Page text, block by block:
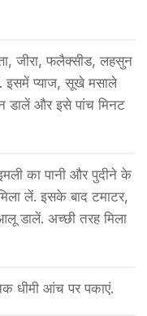
जीरा, फलैक्सीड, लहसुन
प्याज, सूखे मसाले
और इसे पांच मिनट
का पानी और पुदीने के
लें. इसके बाद टमाटर,
डालें. अच्छी तरह मिला
धीमी आंच पर पकाएं.